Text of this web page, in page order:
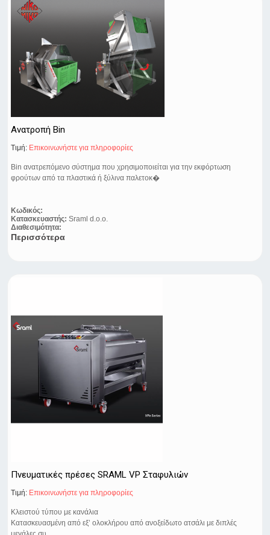
Ανατροπή Bin
Τιμή: Eπικοινωνήστε για πληροφορίες
Bin ανατρεπόμενο σύστημα που χρησιμοποιείται για την εκφόρτωση
φρούτων από τα πλαστικά ή ξύλινα παλετοκ�
Κωδικός:
Κατασκευαστής: Sraml d.o.o.
Διαθεσιμότητα:
Περισσότερα
Πνευματικές πρέσες SRAML VP Σταφυλιών
Τιμή: Eπικοινωνήστε για πληροφορίες
Κλειστού τύπου με κανάλια
Κατασκευασμένη από εξ’ ολοκλήρου από ανοξείδωτο ατσάλι με διπλές